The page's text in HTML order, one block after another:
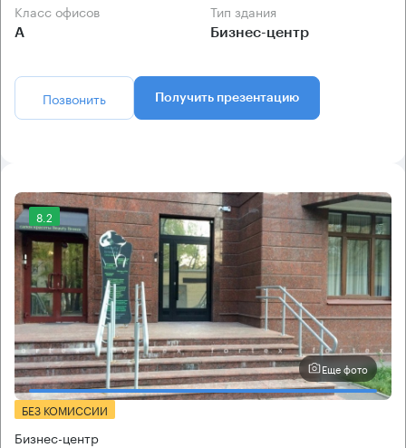
Класс офисов
А
Тип здания
Бизнес-центр
Позвонить Получить презентацию
8.2
Еще фото
БЕЗ КОМИССИИ
Бизнес-центр